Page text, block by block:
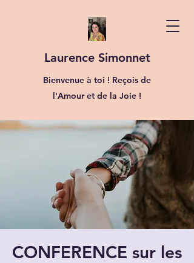
Laurence Simonnet
Bienvenue à toi ! Reçois de
l'Amour et de la Joie !
CONFERENCE sur les